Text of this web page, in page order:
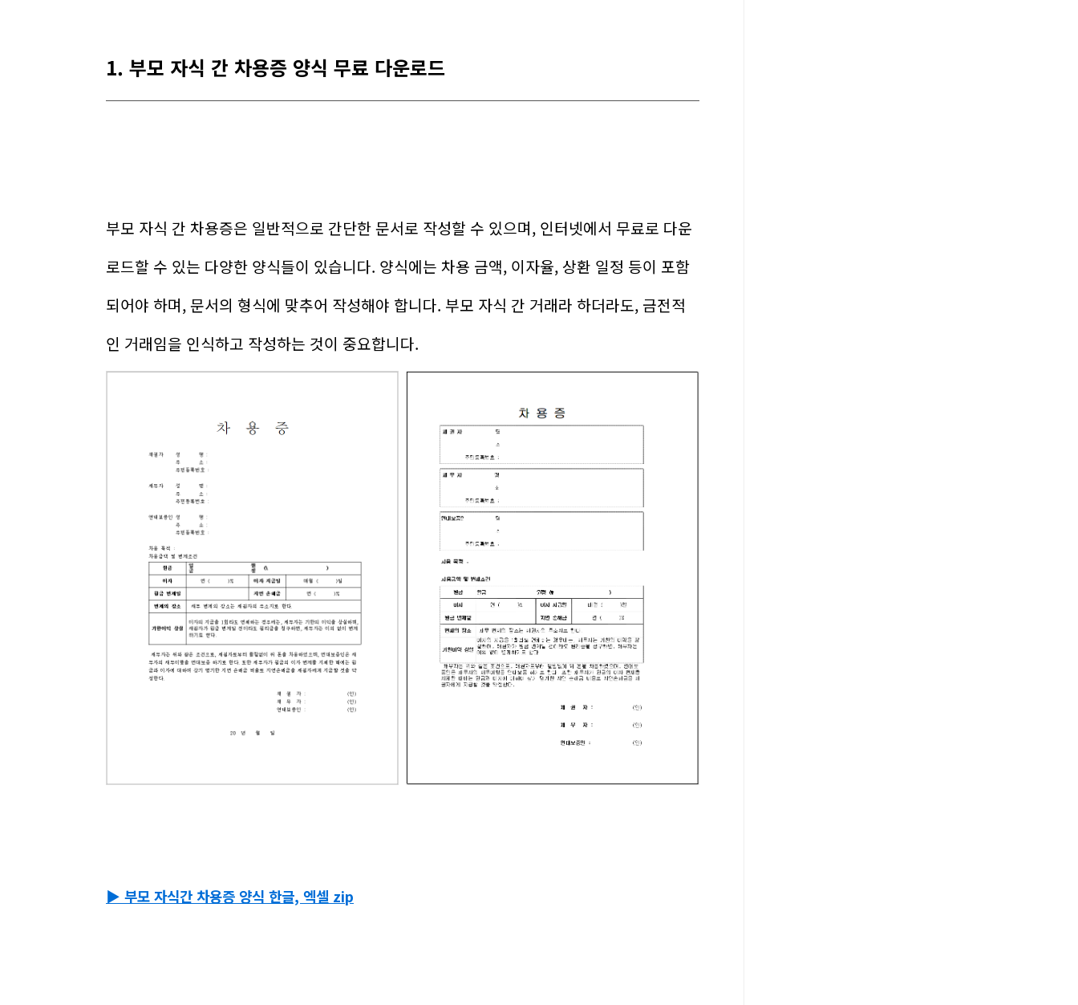
1. 부모 자식 간 차용증 양식 무료 다운로드
부모 자식 간 차용증은 일반적으로 간단한 문서로 작성할 수 있으며, 인터넷에서 무료로 다운
로드할 수 있는 다양한 양식들이 있습니다. 양식에는 차용 금액, 이자율, 상환 일정 등이 포함
되어야 하며, 문서의 형식에 맞추어 작성해야 합니다. 부모 자식 간 거래라 하더라도, 금전적
인 거래임을 인식하고 작성하는 것이 중요합니다.
▶ 부모 자식간 차용증 양식 한글, 엑셀 zip